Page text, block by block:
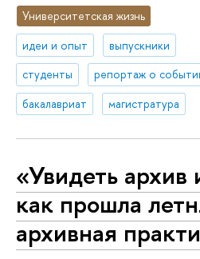
Университетская жизнь
идеи и опыт
выпускники
студенты
репортаж о
бакалавриат
магистратура
«Увидеть архив
как прошла
архивная